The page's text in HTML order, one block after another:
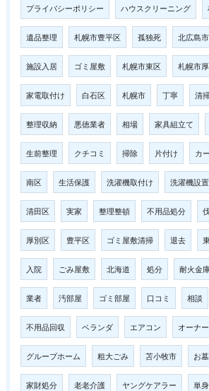
プライバシーポリシー ハウスクリーニング
遺品整理 札幌市豊平区 孤独死 北広島市
施設入居 ゴミ屋敷 札幌市東区 札幌市
家電取付け 白石区 札幌市 丁寧 清
整理収納 悪徳業者 相場 家具組立て
生前整理 クチコミ 掃除 片付け カ
南区 生活保護 洗濯機取付け 洗濯機設置
清田区 実家 整理整頓 不用品処分
厚別区 豊平区 ゴミ屋敷清掃 退去
入院 ごみ屋敷 北海道 処分 耐火金
業者 汚部屋 ゴミ部屋 口コミ 相談
不用品回収 ベランダ エアコン オーナー
グループホーム 粗大ごみ 苫小牧市 お
家財処分 老老介護 ヤングケアラー 単